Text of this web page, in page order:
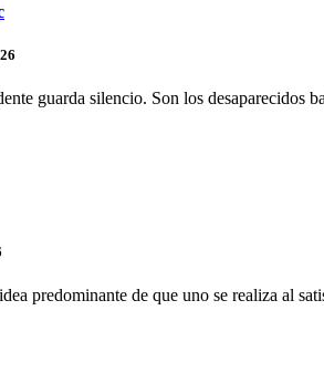
guarda silencio. Son los desaparecidos
predominante de que uno se realiza al